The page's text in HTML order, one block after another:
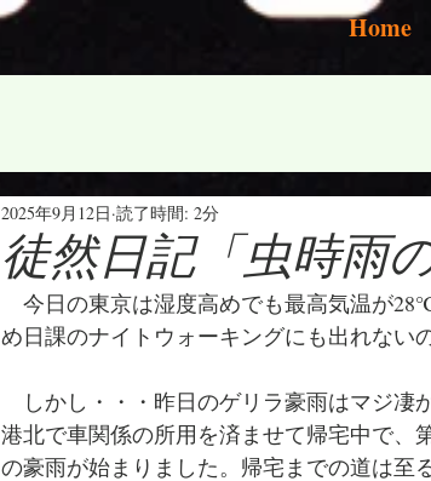
Home
徒然日記「虫時雨の
2025年9月12日 読了時間: 2分
今日の東京は湿度高めでも最高気温が
め日課のナイトウォーキングにも出れない
しかし・・・昨日のゲリラ豪雨はマジ凄
港北で車関係の所用を済ませて帰宅中で、
の豪雨が始まりました。帰宅までの道は至